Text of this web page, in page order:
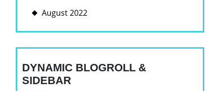
August 2022
DYNAMIC BLOGROLL &
SIDEBAR